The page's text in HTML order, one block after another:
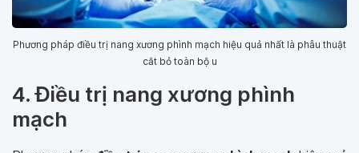
Phương pháp điều trị nang xương phình mạch hiệu quả nhất là phẫu thuật
cắt bỏ toàn bộ u
4. Điều trị nang xương phình
mạch